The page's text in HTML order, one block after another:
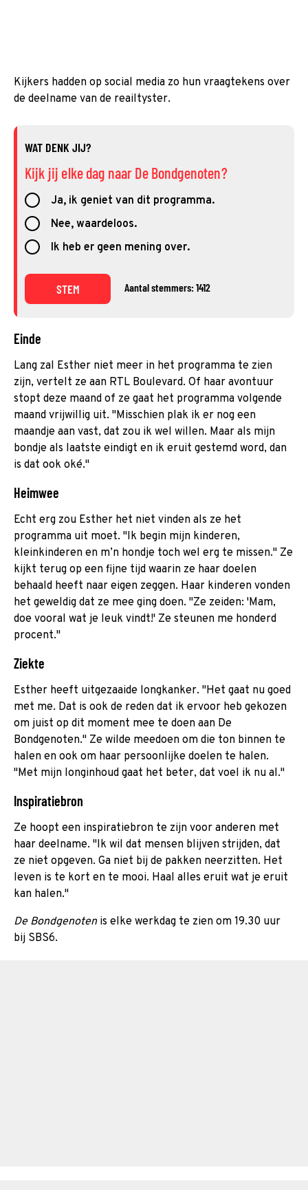
Kijkers hadden op social media zo hun vraagtekens over
de deelname van de reailtyster.
WAT DENK JIJ?
Kijk jij elke dag naar De Bondgenoten?
Ja, ik geniet van dit programma.
Nee, waardeloos.
Ik heb er geen mening over.
STEM Aantal stemmers: 1412
Einde
Lang zal Esther niet meer in het programma te zien
zijn, vertelt ze aan RTL Boulevard. Of haar avontuur
stopt deze maand of ze gaat het programma volgende
maand vrijwillig uit. "Misschien plak ik er nog een
maandje aan vast, dat zou ik wel willen. Maar als mijn
bondje als laatste eindigt en ik eruit gestemd word, dan
is dat ook oké."
Heimwee
Echt erg zou Esther het niet vinden als ze het
programma uit moet. "Ik begin mijn kinderen,
kleinkinderen en m’n hondje toch wel erg te missen." Ze
kijkt terug op een fijne tijd waarin ze haar doelen
behaald heeft naar eigen zeggen. Haar kinderen vonden
het geweldig dat ze mee ging doen. "Ze zeiden: 'Mam,
doe vooral wat je leuk vindt!' Ze steunen me honderd
procent."
Ziekte
Esther heeft uitgezaaide longkanker. "Het gaat nu goed
met me. Dat is ook de reden dat ik ervoor heb gekozen
om juist op dit moment mee te doen aan De
Bondgenoten." Ze wilde meedoen om die ton binnen te
halen en ook om haar persoonlijke doelen te halen.
"Met mijn longinhoud gaat het beter, dat voel ik nu al."
Inspiratiebron
Ze hoopt een inspiratiebron te zijn voor anderen met
haar deelname. "Ik wil dat mensen blijven strijden, dat
ze niet opgeven. Ga niet bij de pakken neerzitten. Het
leven is te kort en te mooi. Haal alles eruit wat je eruit
kan halen."
De Bondgenotenis elke werkdag te zien om 19.30 uur
bij SBS6.